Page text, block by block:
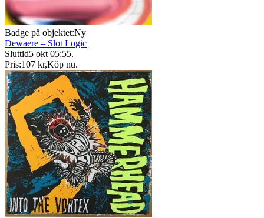
Badge på objektet:Ny
Dewaere – Slot Logic
Sluttid5 okt 05:55.
Pris:107 kr,Köp nu.